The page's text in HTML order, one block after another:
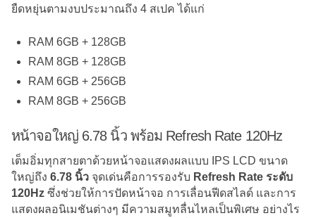
ยืดหยุ่นตามงบประมาณถึง 4 สเปค ได้แก่
RAM 6GB + 128GB
RAM 8GB + 128GB
RAM 6GB + 256GB
RAM 8GB + 256GB
หน้าจอใหญ่ 6.78 นิ้ว พร้อม Refresh Rate 120Hz
เต็มอิ่มทุกสายตาด้วยหน้าจอแสดงผลแบบ IPS LCD ขนาด
ใหญ่ถึง 6.78 นิ้ว จุดเด่นคือการรองรับ Refresh Rate ระดับ
120Hz ซึ่งช่วยให้การปัดหน้าจอ การเลื่อนฟีดสไลด์ และการ
แสดงผลอนิเมชันต่างๆ มีความสมูทลื่นไหลเป็นพิเศษ อย่างไร